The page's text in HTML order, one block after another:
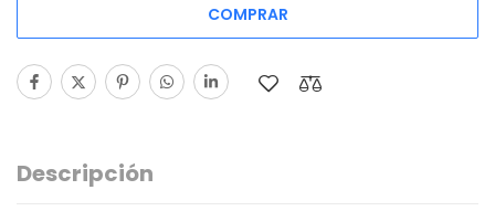
COMPRAR
Descripción